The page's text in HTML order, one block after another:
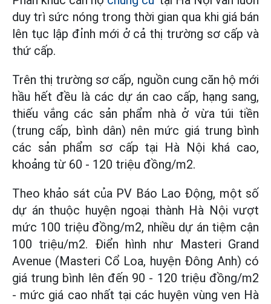
duy trì sức nóng trong thời gian qua khi giá bán
lên tục lập đỉnh mới ở cả thị trường sơ cấp và
thứ cấp.
Trên thị trường sơ cấp, nguồn cung căn hộ mới
hầu hết đều là các dự án cao cấp, hạng sang,
thiếu vắng các sản phẩm nhà ở vừa túi tiền
(trung cấp, bình dân) nên mức giá trung bình
các sản phẩm sơ cấp tại Hà Nội khá cao,
khoảng từ 60 - 120 triệu đồng/m2.
Theo khảo sát của PV Báo Lao Động, một số
dự án thuộc huyện ngoại thành Hà Nội vượt
mức 100 triệu đồng/m2, nhiều dự án tiệm cận
100 triệu/m2. Điển hình như Masteri Grand
Avenue (Masteri Cổ Loa, huyện Đông Anh) có
giá trung bình lên đến 90 - 120 triệu đồng/m2
- mức giá cao nhất tại các huyện vùng ven Hà